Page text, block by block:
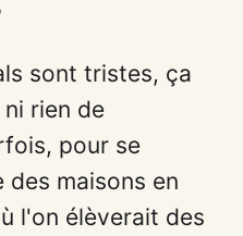
sont tristes, ça
rien de
pour se
des maisons en
l'on élèverait des